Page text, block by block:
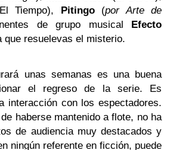
Tiempo), Pitingo(por Arte de
de grupo musical Efecto
que resuelevas el misterio.
unas semanas es una buena
el regreso de la serie. Es
interacción con los espectadores.
haberse mantenido a flote, no ha
de audiencia muy destacados y
ningún referente en ficción, puede